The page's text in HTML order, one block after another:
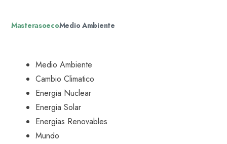
MasterasoecoMedio Ambiente
Medio Ambiente
Cambio Climatico
Energia Nuclear
Energia Solar
Energias Renovables
Mundo